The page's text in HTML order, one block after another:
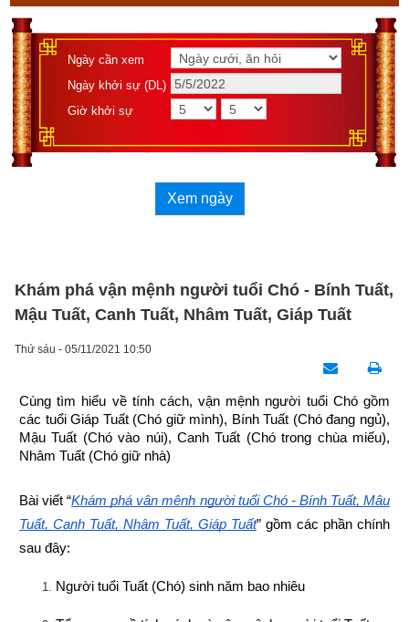
Ngày cần xem
Ngày khởi sự (DL)
Giờ khởi sự
Xem ngày
Khám phá vận mệnh người tuổi Chó - Bính Tuất,
Mậu Tuất, Canh Tuất, Nhâm Tuất, Giáp Tuất
Thứ sáu - 05/11/2021 10:50
Cùng tìm hiểu về tính cách, vận mệnh người tuổi Chó gồm
các tuổi Giáp Tuất (Chó giữ mình), Bính Tuất (Chó đang ngủ),
Mậu Tuất (Chó vào núi), Canh Tuất (Chó trong chùa miếu),
Nhâm Tuất (Chó giữ nhà)
Bài viết “Khám phá vận mệnh người tuổi Chó - Bính Tuất, Mậu
Tuất, Canh Tuất, Nhâm Tuất, Giáp Tuất” gồm các phần chính
sau đây:
Người tuổi Tuất (Chó) sinh năm bao nhiêu